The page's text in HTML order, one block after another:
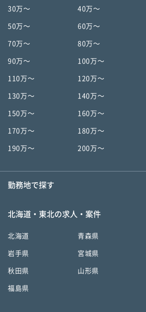
30万〜 40万〜
50万〜 60万〜
70万〜 80万〜
90万〜 100万〜
110万〜 120万〜
130万〜 140万〜
150万〜 160万〜
170万〜 180万〜
190万〜 200万〜
勤務地で探す
北海道・東北の求人・案件
北海道 青森県
岩手県 宮城県
秋田県 山形県
福島県